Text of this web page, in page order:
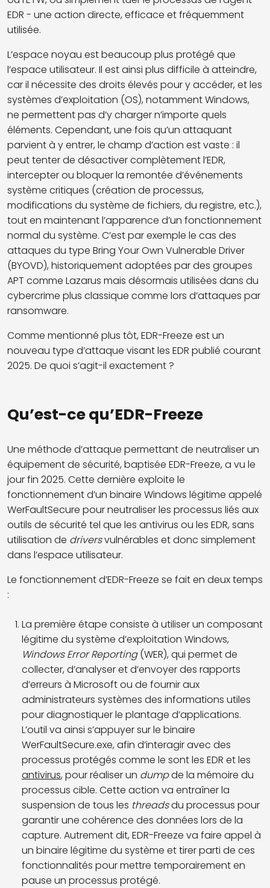
EDR - une action directe, efficace et fréquemment
utilisée.
L’espace noyau est beaucoup plus protégé que
l’espace utilisateur. Il est ainsi plus difficile à atteindre,
car il nécessite des droits élevés pour y accéder, et les
systèmes d’exploitation (OS), notamment Windows,
ne permettent pas d’y charger n’importe quels
éléments. Cependant, une fois qu’un attaquant
parvient à y entrer, le champ d’action est vaste : il
peut tenter de désactiver complètement l’EDR,
intercepter ou bloquer la remontée d’événements
système critiques (création de processus,
modifications du système de fichiers, du registre, etc.),
tout en maintenant l’apparence d’un fonctionnement
normal du système. C’est par exemple le cas des
attaques du type Bring Your Own Vulnerable Driver
(BYOVD), historiquement adoptées par des groupes
APT comme Lazarus mais désormais utilisées dans du
cybercrime plus classique comme lors d’attaques par
ransomware.
Comme mentionné plus tôt, EDR-Freeze est un
nouveau type d’attaque visant les EDR publié courant
2025. De quoi s’agit-il exactement ?
Qu’est-ce qu’EDR-Freeze
Une méthode d’attaque permettant de neutraliser un
équipement de sécurité, baptisée EDR-Freeze, a vu le
jour fin 2025. Cette dernière exploite le
fonctionnement d’un binaire Windows légitime appelé
WerFaultSecure pour neutraliser les processus liés aux
outils de sécurité tel que les antivirus ou les EDR, sans
utilisation de driversvulnérables et donc simplement
dans l’espace utilisateur.
Le fonctionnement d’EDR-Freeze se fait en deux temps
:
La première étape consiste à utiliser un composant
légitime du système d’exploitation Windows,
Windows Error Reporting(WER), qui permet de
collecter, d’analyser et d’envoyer des rapports
d’erreurs à Microsoft ou de fournir aux
administrateurs systèmes des informations utiles
pour diagnostiquer le plantage d’applications.
L’outil va ainsi s’appuyer sur le binaire
WerFaultSecure.exe, afin d’interagir avec des
processus protégés comme le sont les EDR et les
antivirus, pour réaliser un dumpde la mémoire du
processus cible. Cette action va entraîner la
suspension de tous les threadsdu processus pour
garantir une cohérence des données lors de la
capture. Autrement dit, EDR-Freeze va faire appel à
un binaire légitime du système et tirer parti de ces
fonctionnalités pour mettre temporairement en
pause un processus protégé.